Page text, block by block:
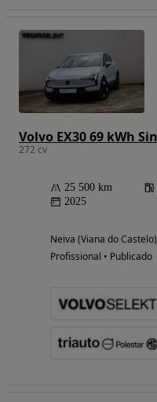
272 cv
25 500 km
2025
Neiva (Viana do Castelo)
Profissional • Publicado